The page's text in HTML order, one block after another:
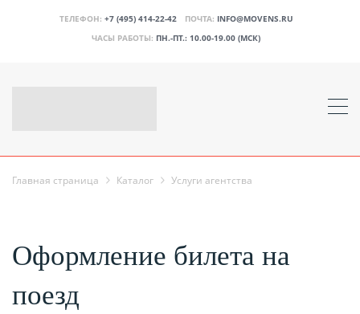
ТЕЛЕФОН: +7 (495) 414-22-42 ПОЧТА: INFO@MOVENS.RU
ЧАСЫ РАБОТЫ: ПН.-ПТ.: 10.00-19.00 (МСК)
Главная страница Каталог Услуги агентства
Оформление билета на
поезд